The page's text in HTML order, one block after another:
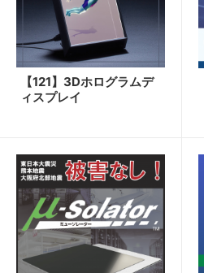
【121】3Dホログラムデ
ィスプレイ